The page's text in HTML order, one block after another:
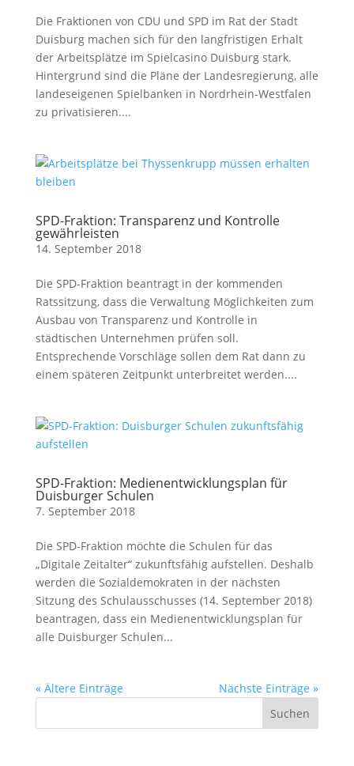
Die Fraktionen von CDU und SPD im Rat der Stadt
Duisburg machen sich für den langfristigen Erhalt
der Arbeitsplätze im Spielcasino Duisburg stark.
Hintergrund sind die Pläne der Landesregierung, alle
landeseigenen Spielbanken in Nordrhein-Westfalen
zu privatisieren....
SPD-Fraktion: Transparenz und Kontrolle
gewährleisten
14. September 2018
Die SPD-Fraktion beantragt in der kommenden
Ratssitzung, dass die Verwaltung Möglichkeiten zum
Ausbau von Transparenz und Kontrolle in
städtischen Unternehmen prüfen soll.
Entsprechende Vorschläge sollen dem Rat dann zu
einem späteren Zeitpunkt unterbreitet werden....
SPD-Fraktion: Medienentwicklungsplan für
Duisburger Schulen
7. September 2018
Die SPD-Fraktion möchte die Schulen für das
„Digitale Zeitalter“ zukunftsfähig aufstellen. Deshalb
werden die Sozialdemokraten in der nächsten
Sitzung des Schulausschusses (14. September 2018)
beantragen, dass ein Medienentwicklungsplan für
alle Duisburger Schulen...
« Ältere Einträge Nächste Einträge »